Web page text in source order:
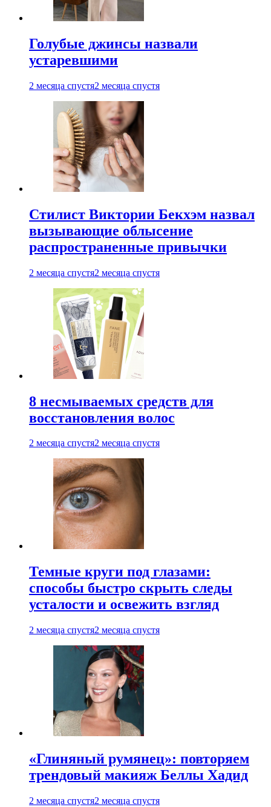
Голубые джинсы назвали
устаревшими
2 месяца спустя2 месяца спустя
Стилист Виктории Бекхэм назвал
вызывающие облысение
распространенные привычки
2 месяца спустя2 месяца спустя
8 несмываемых средств для
восстановления волос
2 месяца спустя2 месяца спустя
Темные круги под глазами:
способы быстро скрыть следы
усталости и освежить взгляд
2 месяца спустя2 месяца спустя
«Глиняный румянец»: повторяем
трендовый макияж Беллы Хадид
2 месяца спустя2 месяца спустя